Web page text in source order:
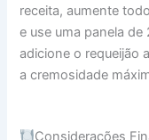
receita, aumente
e use uma panela
adicione o requeijão
a cremosidade
Considerações